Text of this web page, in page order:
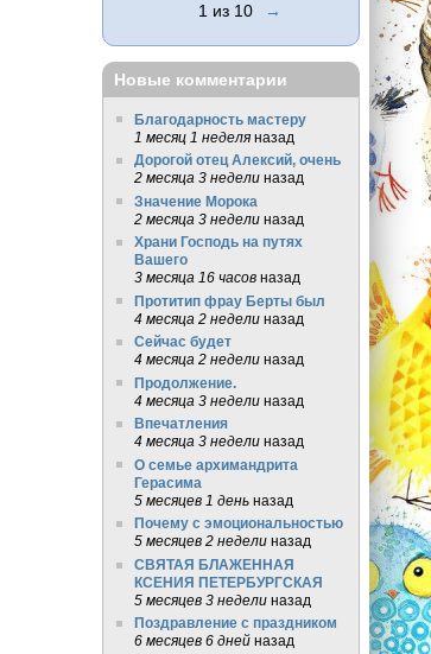
1 из 10 →
Новые комментарии
Благодарность мастеру
1 месяц 1 неделяназад
Дорогой отец Алексий, очень
2 месяца 3 неделиназад
Значение Морока
2 месяца 3 неделиназад
Храни Господь на путях
Вашего
3 месяца 16 часовназад
Протитип фрау Берты был
4 месяца 2 неделиназад
Сейчас будет
4 месяца 2 неделиназад
Продолжение.
4 месяца 3 неделиназад
Впечатления
4 месяца 3 неделиназад
О семье архимандрита
Герасима
5 месяцев 1 деньназад
Почему с эмоциональностью
5 месяцев 2 неделиназад
СВЯТАЯ БЛАЖЕННАЯ
КСЕНИЯ ПЕТЕРБУРГСКАЯ
5 месяцев 3 неделиназад
Поздравление с праздником
6 месяцев 6 днейназад